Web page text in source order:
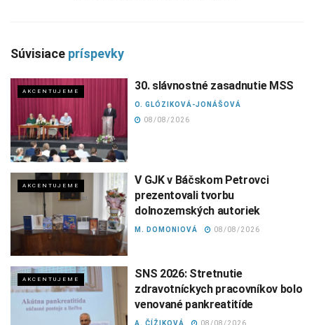
Súvisiace príspevky
AKCENTUJEME 30. slávnostné zasadnutie MSS
O. GLÓZIKOVÁ-JONÁŠOVÁ
08/08/2026
AKCENTUJEME
V GJK v Báčskom Petrovci
prezentovali tvorbu
dolnozemských autoriek
M. DOMONIOVÁ 08/08/2026
AKCENTUJEME
SNS 2026: Stretnutie
zdravotníckych pracovníkov bolo
venované pankreatitíde
A. ČÍŽIKOVÁ 08/08/2026